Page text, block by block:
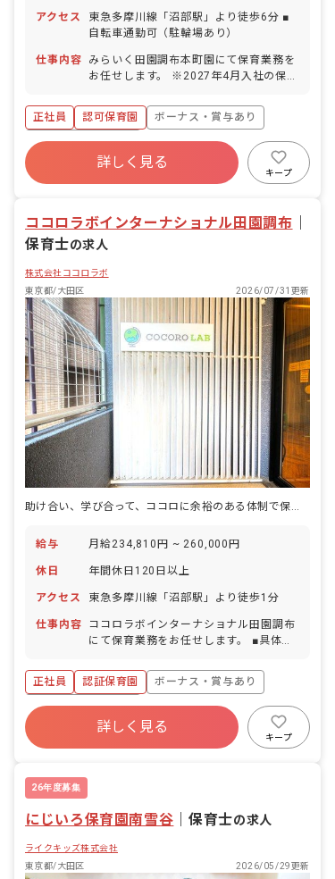
アクセス
東急多摩川線「沼部駅」より徒歩6分 ■
自転車通勤可（駐輪場あり）
仕事内容
みらいく田園調布本町園にて保育業務を
お任せします。 ※2027年4月入社の保育
のため、配属先は希望をお聞きしながら
決定します。 ■具体的な仕事内容 0歳か
ら6歳までのお子さまの保育業務をお任
せします。一人ひとりの個性に向き合
い、豊かな成長を促します。子どもたち
の言葉には、現代と未来をつなぐ「子ど
もたちの心の育成」にかける私たちの想
いがこめられています。一人ひとりの子
どもたちが、自分の個性と向き合い力強
く輝けるように。そのサポートをするこ
とが私たちの使命です。
正社員 認可保育園
ボーナス・賞与あり
年間休日120日以上
寮・住宅・家賃補助あり
社会保険完備
詳しく見る
キープ
ココロラボインターナショナル田園調布
保育士の求人
株式会社ココロラボ
東京都/大田区
2026/07/31更新
助け合い、学び合って、ココロに余裕のある体制で保育をしています
給与 月給234,810円 ~ 260,000円
休日 年間休日120日以上
アクセス 東急多摩川線「沼部駅」より徒歩1分
仕事内容
ココロラボインターナショナル田園調布
にて保育業務をお任せします。 ■具体的
クラス6～8名程度のクラス運営 ・連絡
帳記入 ・週案、月案、指導計画等の作成
（アプリ） ・保護者対応（アプリ） ・
担任補助業務
正社員 認証保育園
ボーナス・賞与あり
年間休日120日以上
寮・住宅・家賃補助あり
社会保険完備
残業少なめ
詳しく見る
キープ
26年度募集
にじいろ保育園南雪谷 ｜保育士の求人
ライクキッズ株式会社
東京都/大田区
2026/05/29更新